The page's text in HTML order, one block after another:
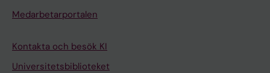
Medarbetarportalen
Kontakta och besök KI
Universitetsbiblioteket